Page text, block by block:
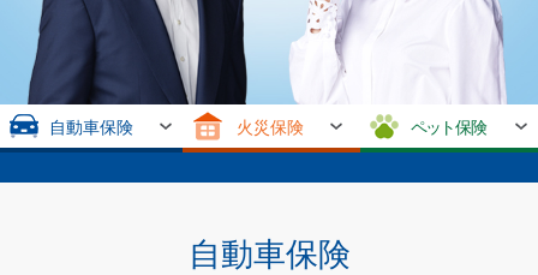
自動車保険 火災保険 ペット保険
自動車保険